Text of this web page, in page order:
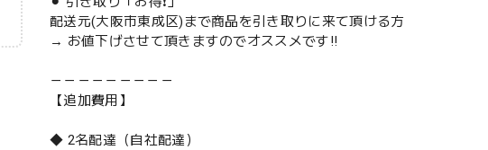
配送元(大阪市東成区)まで商品を引き取りに来て頂ける方
→ お値下げさせて頂きますのでオススメです‼️
－－－－－－－－－
【追加費用】
◆ 2名配達（自社配達）